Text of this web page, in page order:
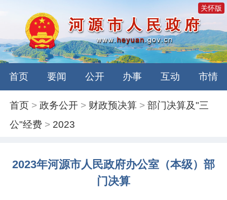
关怀版
首页 要闻 公开 办事 互动 市情
首页 >政务公开 > 财政预决算 >部门决算及"三
公"经费 > 2023
2023年河源市人民政府办公室（本级）部
门决算